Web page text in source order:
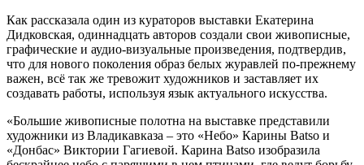
Как рассказала один из курато­ров выставки Екатерина
Дидковская, одиннадцать авторов создали свои живописные,
графические и аудио-ви­зуальные произведения, подтвердив,
что для нового поколения образ белых журавлей по-прежнему
важен, всё так же тревожит художников и заставляет их
создавать работы, используя язык актуального искусства.
«Большие живописные полотна на выставке представили
художники из Владикавказа – это «Небо» Карины Batso и
«Донбас» Виктории Гагиевой. Карина Batso изобразила